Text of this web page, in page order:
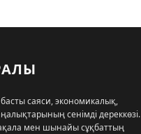
басты саяси, экономикалық,
сенімді дереккөзі.
мен шынайы сұқбаттың